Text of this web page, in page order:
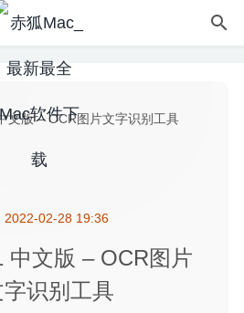
2022-02-28 19:36
中文版 – OCR图片
识别工具
大的视频编辑软件
Menus 6.40 (1116) for Mac 中文破
中文版 – Magic Mouse 鼠标功能增